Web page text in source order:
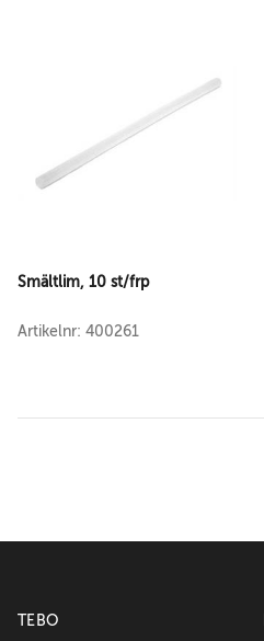
Smältlim, 10 st/frp
Artikelnr: 400261
TEBO